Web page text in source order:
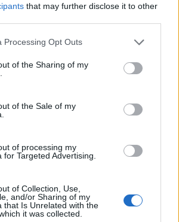
that may further disclose it to other
website/app uses one or more Google
or usage behaviour. You may click to
to Google and its third-party tags to
specified purposes in below Google
Processing Opt Outs
of the Sharing of my
of the Sale of my
of processing my
for Targeted Advertising.
of Collection, Use,
and/or Sharing of my
that Is Unrelated with the
it was collected.
per sesso
non dovrebbe avere un effetto
in realtà lo fa. Quindi chi viene
in media il 6% in più
controparti donne in tutti i settori.
3.990.000 KRW
-6% 3.760.000 KRW